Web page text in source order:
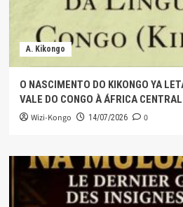
A. Kikongo
O NASCIMENTO DO KIKONGO YA
VALE DO CONGO À ÁFRICA CENTRAL
Wizi-Kongo 14/07/2026 0